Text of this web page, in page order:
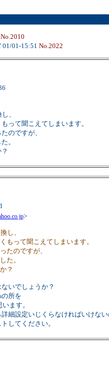
No.2010
01/01-15:51 No.2022
、
って聞こえてしまいます。
のですが、
。
>
し、
もって聞こえてしまいます。
たのですが、
た。
？
いでしょうか？
所を
ます。
細設定いじくらなければいけな
してください。